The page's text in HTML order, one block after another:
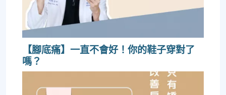
【腳底痛】一直不會好！你的鞋子穿對了
嗎？